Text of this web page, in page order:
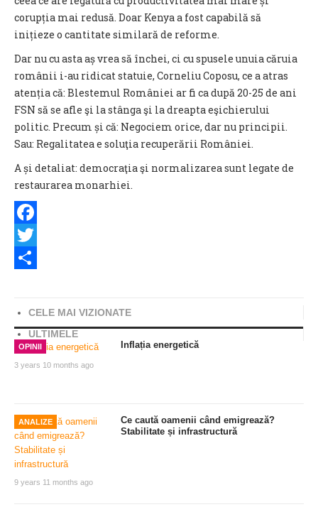
corupția mai redusă. Doar Kenya a fost capabilă să
inițieze o cantitate similară de reforme.
Dar nu cu asta aș vrea să închei, ci cu spusele unuia căruia
românii i-au ridicat statuie, Corneliu Coposu, ce a atras
atenția că: Blestemul României ar fi ca după 20-25 de ani
FSN să se afle şi la stânga şi la dreapta eşichierului
politic. Precum și că: Negociem orice, dar nu principii.
Sau: Regalitatea e soluţia recuperării României.
A și detaliat: democraţia şi normalizarea sunt legate de
restaurarea monarhiei.
Facebook
Twitter
CELE MAI VIZIONATE
ULTIMELE
OPINII
3 years 10 months ago
Inflația energetică
ANALIZE
9 years 11 months ago
Ce caută oamenii când emigrează?
Stabilitate și infrastructură